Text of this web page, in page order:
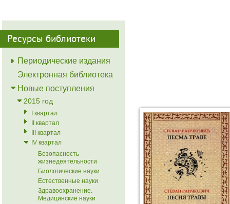
Ресурсы библиотеки
Периодические издания
Электронная библиотека
Новые поступления
2015 год
I квартал
II квартал
III квартал
IV квартал
Безопасность
жизнедеятельности
Биологические науки
Естественные науки
Здравоохранение.
Медицинские науки